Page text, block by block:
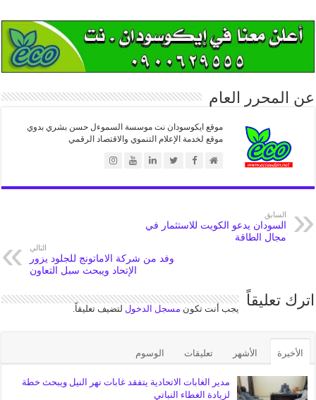
عن المحرر العام
موقع ايكوسودان نت موسسة السموءل حسن بشري بدوي
موقع لخدمة الإعلام التنموي والاقتصاد الرقمي
السابق
السودان يدعو الكويت للاستثمار في
مجال الطاقة
التالي
وفد من شركة الاماتونج للجلود يزور
الإتحاد ويبحث سبل التعاون
اترك تعليقاً يجب أنت تكون مسجل الدخول لتضيف تعليقاً.
الأخيرة الأشهر تعليقات الوسوم
مدير الغابات الاتحادية يتفقد غابات نهر النيل ويبحث خطة
لزيادة الغطاء النباتي